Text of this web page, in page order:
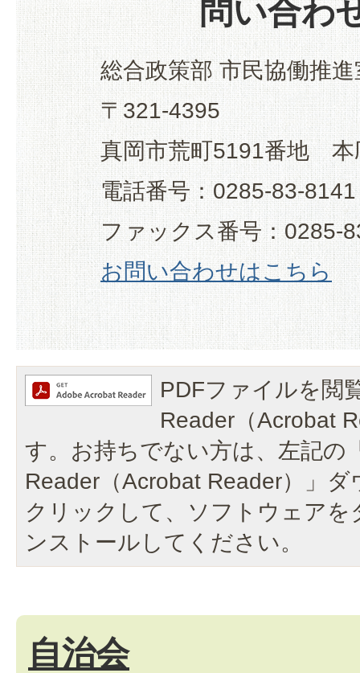
問い合わ
総合政策部 市民協働推進
〒321-4395
真岡市荒町5191番地 本
電話番号：0285-83-8141
ファックス番号：0285-
お問い合わせはこちら
PDFファイルを閲
Reader（Acrobat
す。お持ちでない方は、左記の
Reader（Acrobat Reader）」
クリックして、ソフトウェア
ンストールしてください。
自治会